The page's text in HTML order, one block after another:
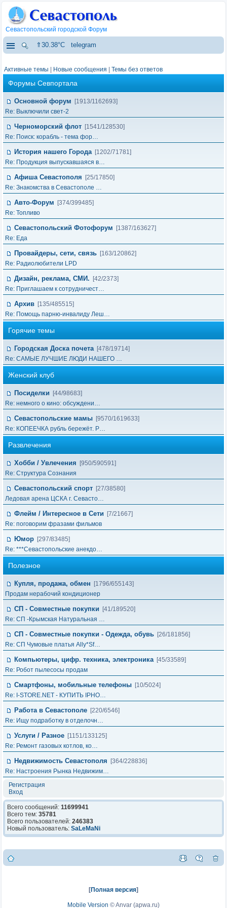
Севастопольский городской Форум
⇑30.38°C telegram
Активные темы Новые сообщения Темы без ответов
Форумы Севпортала
Основной форум
[1913/1162693]
Re: Выключили свет-2
Черноморский флот [1541/128530]
Re: Поиск: корабль - тема фор…
История нашего Города [1202/71781]
Re: Продукция выпускавшаяся в…
Афиша Севастополя
[25/17850]
Re: Знакомства в Севастополе …
Авто-Форум
[374/399485]
Re: Топливо
Севастопольский Фотофорум
[1387/163627]
Re: Еда
Провайдеры, сети, связь [163/120862]
Re: Радиолюбители LPD
Дизайн, реклама, СМИ.
[42/2373]
Re: Приглашаем к сотрудничест…
Архив [135/485515]
Re: Помощь парню-инвалиду Леш…
Горячие темы
Городская Доска почета [478/19714]
Re: САМЫЕ ЛУЧШИЕ ЛЮДИ НАШЕГО …
Женский клуб
Посиделки
[44/98683]
Re: немного о кино: обсуждени…
Севастопольские мамы [9570/1619633]
Re: КОПЕЕЧКА рубль бережёт. Р…
Развлечения
Хобби / Увлечения
[950/590591]
Re: Структура Сознания
Севастопольский спорт [27/38580]
Ледовая арена ЦСКА г. Севасто…
Флейм / Интересное в Cети
[7/21667]
Re: поговорим фразами фильмов
Юмор [297/83485]
Re: ***Севастопольские анекдо…
Полезное
Купля, продажа, обмен
[1796/655143]
Продам нерабочий кондиционер
СП - Совместные покупки
[41/189520]
Re: СП -Крымская Натуральная …
СП - Совместные покупки - Одежда, обувь [26/181856]
Re: СП Чумовые платья Ally*Sf…
Компьютеры, цифр. техника, электроника [45/33589]
Re: Робот пылесосы продам
Смартфоны, мобильные телефоны [10/5024]
Re: I-STORE.NET - КУПИТЬ IPHO…
Работа в Севастополе [220/6546]
Re: Ищу подработку в отделочн…
Услуги / Разное [1151/133125]
Re: Ремонт газовых котлов, ко…
Недвижимость Севастополя
[364/228836]
Re: Настроения Рынка Недвижим…
Регистрация
Вход
Всего сообщений: 11699941
Всего тем: 35781
Всего пользователей: 246383
Новый пользователь: SaLeMaNi
[Полная версия]
Mobile Version ©Anvar (apwa.ru)